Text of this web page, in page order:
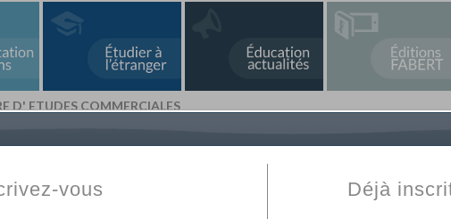
D' ETUDES COMMERCIALES
Fabert.com
votre établissement privé, du primaire au supérieur, mais
scolaire et des cours à distance. Ce moteur regroupe
vous Déjà